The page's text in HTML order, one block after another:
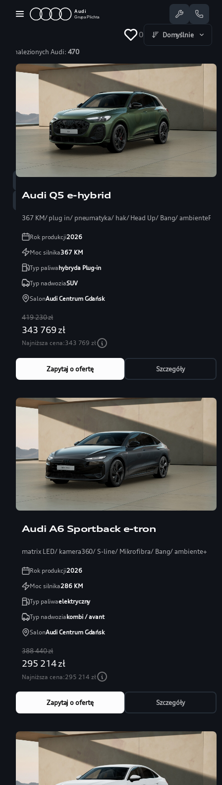
Przejdź
Dostępne Audi
Oferty specjalne
Nasze salony
Jazda testowa
Serwis
Sprzedaż
0 Domyślnie
Znalezionych Audi: 470
Audi Q5 e-hybrid
367 KM/ plug in/ pneumatyka/ hak/ Head Up/ Bang/ ambientePRO
Rok produkcji2026
Moc silnika367KM
Typ paliwahybryda Plug-in
Typ nadwoziaSUV
SalonAudi Centrum Gdańsk
419 230 zł
343 769 zł
Najniższa cena:343 769 zł
Zapytaj o ofertę Szczegóły
Audi A6 Sportback e-tron
matrix LED/ kamera360/ S-line/ Mikrofibra/ Bang/ ambiente+
Rok produkcji2026
Moc silnika286KM
Typ paliwaelektryczny
Typ nadwoziakombi / avant
SalonAudi Centrum Gdańsk
388 440 zł
295 214 zł
Najniższa cena:295 214 zł
Zapytaj o ofertę Szczegóły